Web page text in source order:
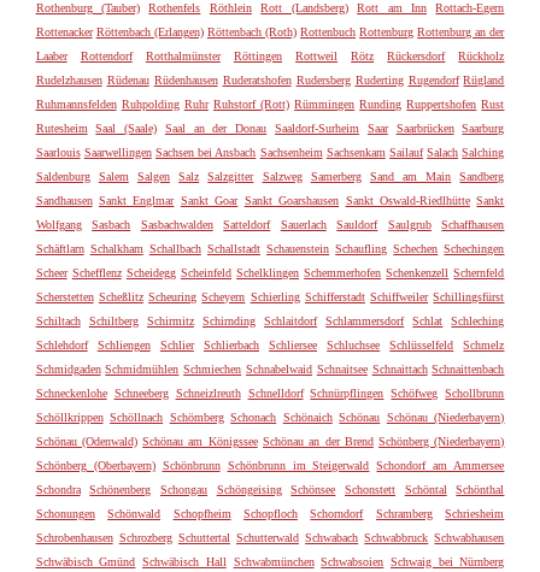
Rothenburg (Tauber)
Rothenfels Röthlein Rott (Landsberg) Rott am Inn
Rottach-Egern
Rottenacker Röttenbach (Erlangen) Röttenbach (Roth) Rottenbuch Rottenburg Rottenburg an der
Laaber
Rottendorf Rotthalmünster Röttingen Rottweil Rötz Rückersdorf
Rückholz
Rudelzhausen Rüdenau Rüdenhausen Ruderatshofen Rudersberg Ruderting Rugendorf Rügland
Ruhmannsfelden Ruhpolding Ruhr Ruhstorf (Rott) Rümmingen Runding Ruppertshofen Rust
Rutesheim
Saal (Saale) Saal an der Donau Saaldorf-Surheim Saar Saarbrücken
Saarburg
Saarlouis Saarwellingen Sachsen bei Ansbach Sachsenheim Sachsenkam Sailauf Salach Salching
Saldenburg
Salem Salgen Salz Salzgitter Salzweg Samerberg Sand am Main
Sandberg
Sandhausen Sankt Englmar Sankt Goar Sankt Goarshausen Sankt Oswald-Riedlhütte Sankt
Wolfgang
Sasbach Sasbachwalden Satteldorf Sauerlach Sauldorf Saulgrub
Schaffhausen
Schäftlarn Schalkham Schallbach Schallstadt Schauenstein Schaufling Schechen Schechingen
Scheer Schefflenz Scheidegg Scheinfeld Schelklingen Schemmerhofen Schenkenzell Schernfeld
Scherstetten Scheßlitz Scheuring Scheyern Schierling Schifferstadt Schiffweiler Schillingsfürst
Schiltach
Schiltberg Schirmitz Schirnding Schlaitdorf Schlammersdorf Schlat
Schleching
Schlehdorf
Schliengen Schlier Schlierbach Schliersee Schluchsee Schlüsselfeld
Schmelz
Schmidgaden Schmidmühlen Schmiechen Schnabelwaid Schnaitsee Schnaittach Schnaittenbach
Schneckenlohe Schneeberg Schneizlreuth Schnelldorf Schnürpflingen Schöfweg Schollbrunn
Schöllkrippen Schöllnach Schömberg Schonach Schönaich Schönau Schönau (Niederbayern)
Schönau (Odenwald) Schönau am Königssee Schönau an der Brend Schönberg (Niederbayern)
Schönberg (Oberbayern) Schönbrunn Schönbrunn im Steigerwald Schondorf am Ammersee
Schondra
Schönenberg Schongau Schöngeising Schönsee Schonstett Schöntal
Schönthal
Schonungen
Schönwald Schopfheim Schopfloch Schorndorf Schramberg
Schriesheim
Schrobenhausen Schrozberg Schuttertal Schutterwald Schwabach Schwabbruck Schwabhausen
Schwäbisch Gmünd Schwäbisch Hall Schwabmünchen Schwabsoien Schwaig bei Nürnberg